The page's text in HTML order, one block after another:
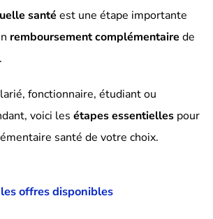
santé est une étape importante
remboursement complémentaire de
fonctionnaire, étudiant ou
voici les étapes essentielles pour
santé de votre choix.
offres disponibles